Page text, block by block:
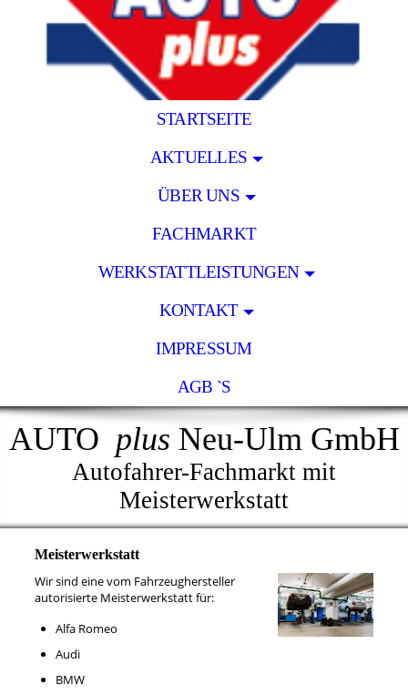
STARTSEITE
AKTUELLES
ÜBER UNS
FACHMARKT
WERKSTATTLEISTUNGEN
KONTAKT
IMPRESSUM
AGB `S
AUTO plus Neu-Ulm GmbH
Autofahrer-Fachmarkt mit
Meisterwerkstatt
Meisterwerkstatt
Wir sind eine vom Fahrzeughersteller
autorisierte Meisterwerkstatt für:
Alfa Romeo
Audi
BMW